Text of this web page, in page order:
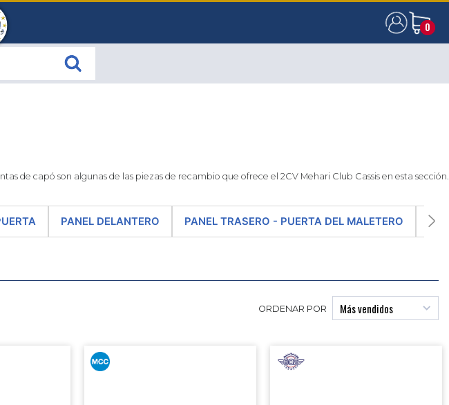
0
0
de capó son algunas de las piezas de recambio que ofrece el 2CV Mehari Club Cassis en esta sección.
PANEL DELANTERO PANEL TRASERO - PUERTA DEL MALETERO
ORDENAR POR